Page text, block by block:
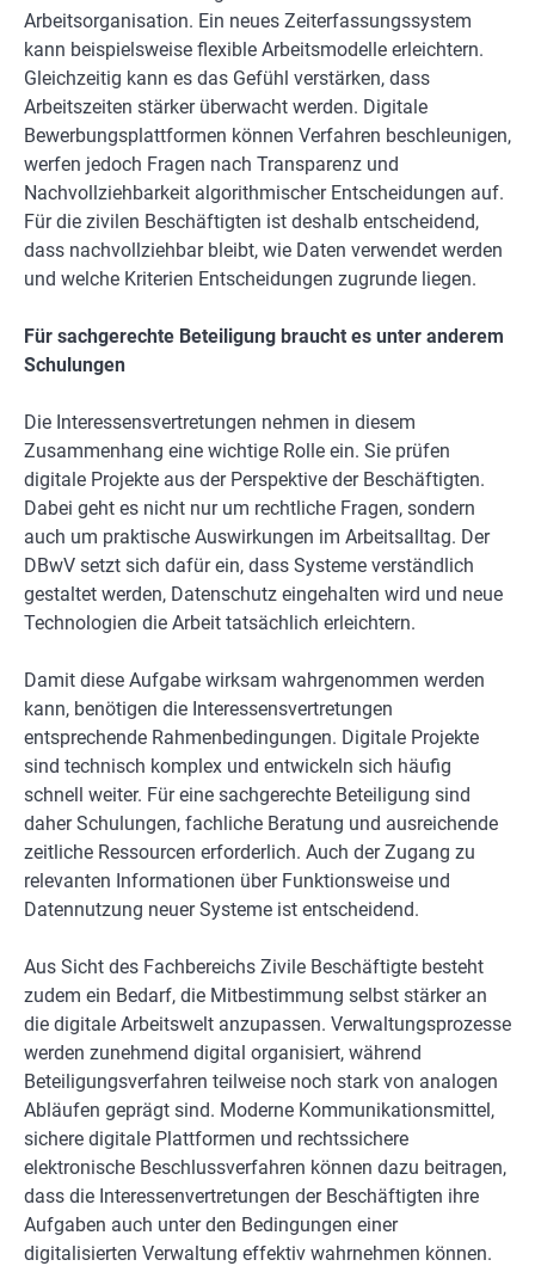
Arbeitsorganisation. Ein neues Zeiterfassungssystem
kann beispielsweise flexible Arbeitsmodelle erleichtern.
Gleichzeitig kann es das Gefühl verstärken, dass
Arbeitszeiten stärker überwacht werden. Digitale
Bewerbungsplattformen können Verfahren beschleunigen,
werfen jedoch Fragen nach Transparenz und
Nachvollziehbarkeit algorithmischer Entscheidungen auf.
Für die zivilen Beschäftigten ist deshalb entscheidend,
dass nachvollziehbar bleibt, wie Daten verwendet werden
und welche Kriterien Entscheidungen zugrunde liegen.
Für sachgerechte Beteiligung braucht es unter anderem
Schulungen
Die Interessensvertretungen nehmen in diesem
Zusammenhang eine wichtige Rolle ein. Sie prüfen
digitale Projekte aus der Perspektive der Beschäftigten.
Dabei geht es nicht nur um rechtliche Fragen, sondern
auch um praktische Auswirkungen im Arbeitsalltag. Der
DBwV setzt sich dafür ein, dass Systeme verständlich
gestaltet werden, Datenschutz eingehalten wird und neue
Technologien die Arbeit tatsächlich erleichtern.
Damit diese Aufgabe wirksam wahrgenommen werden
kann, benötigen die Interessensvertretungen
entsprechende Rahmenbedingungen. Digitale Projekte
sind technisch komplex und entwickeln sich häufig
schnell weiter. Für eine sachgerechte Beteiligung sind
daher Schulungen, fachliche Beratung und ausreichende
zeitliche Ressourcen erforderlich. Auch der Zugang zu
relevanten Informationen über Funktionsweise und
Datennutzung neuer Systeme ist entscheidend.
Aus Sicht des Fachbereichs Zivile Beschäftigte besteht
zudem ein Bedarf, die Mitbestimmung selbst stärker an
die digitale Arbeitswelt anzupassen. Verwaltungsprozesse
werden zunehmend digital organisiert, während
Beteiligungsverfahren teilweise noch stark von analogen
Abläufen geprägt sind. Moderne Kommunikationsmittel,
sichere digitale Plattformen und rechtssichere
elektronische Beschlussverfahren können dazu beitragen,
dass die Interessenvertretungen der Beschäftigten ihre
Aufgaben auch unter den Bedingungen einer
digitalisierten Verwaltung effektiv wahrnehmen können.